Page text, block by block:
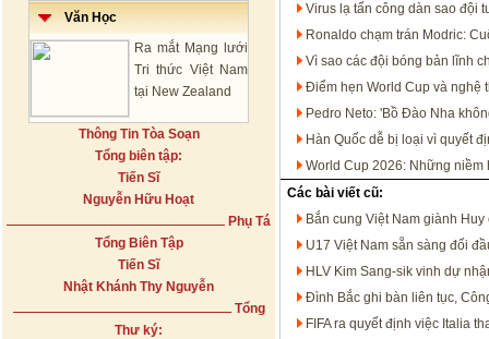
Văn Học
Ra mắt Mạng lưới
Tri thức Việt Nam
tại New Zealand
Thông Tin Tòa Soạn
Tổng biên tập:
Tiến Sĩ
Nguyễn Hữu Hoạt
Phụ Tá
Tổng Biên Tập
Tiến Sĩ
Nhật Khánh Thy Nguyễn
Tổng
Thư ký:
Virus lạ tấn công dàn sao đội
Ronaldo chạm trán Modric:
Vì sao các đội bóng bản lĩnh
Điểm hẹn World Cup và nghệ
Pedro Neto: 'Bồ Đào Nha
Hàn Quốc dễ bị loại vì quyết
World Cup 2026: Những niềm
Các bài viết cũ:
Bắn cung Việt Nam giành
U17 Việt Nam sẵn sàng đối
HLV Kim Sang-sik vinh dự
Đình Bắc ghi bàn liên tục,
FIFA ra quyết định việc Italia